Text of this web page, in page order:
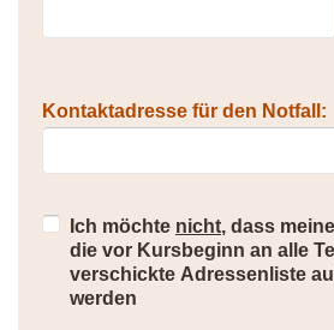
Kontaktadresse für den Notfall:
Ich möchte nicht, dass
die vor Kursbeginn an alle
verschickte Adressenliste
werden